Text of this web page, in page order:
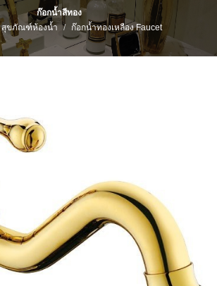
ก๊อกน้ำสีทอง
สุขภัณฑ์ห้องน้ำ ก๊อกน้ำทองเหลือง Faucet